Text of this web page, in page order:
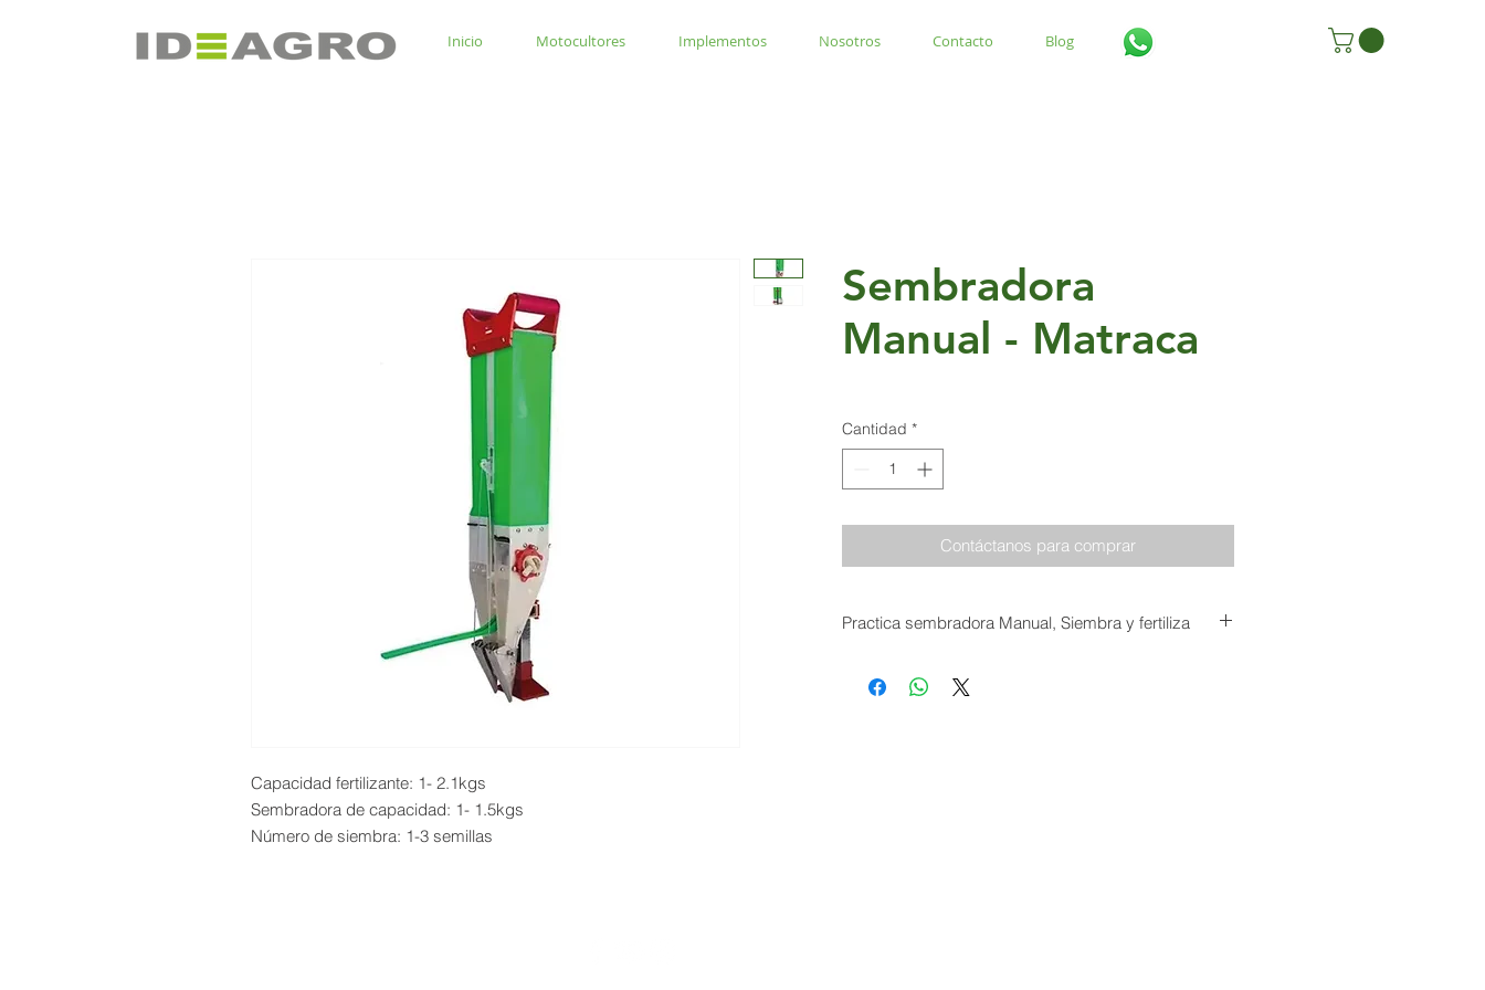
Inicio Motocultores Implementos Nosotros Contacto Blog
Capacidad fertilizante: 1- 2.1kgs
Sembradora de capacidad: 1- 1.5kgs
Número de siembra: 1-3 semillas
Sembradora
Manual - Matraca
Cantidad *
Contáctanos para comprar
Practica sembradora Manual, Siembra y fertiliza